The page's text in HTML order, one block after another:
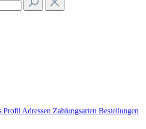
Profil Adressen Zahlungsarten Bestellungen